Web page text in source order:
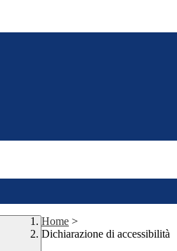
Home >
Dichiarazione di accessibilità